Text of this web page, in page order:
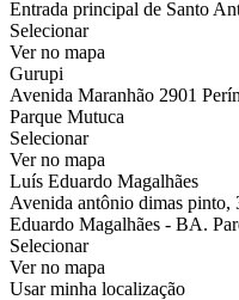
Entrada principal de Santo
Selecionar
Ver no mapa
Gurupi
Avenida Maranhão 2901
Parque Mutuca
Selecionar
Ver no mapa
Luís Eduardo Magalhães
Avenida antônio dimas pinto,
Eduardo Magalhães - BA.
Selecionar
Ver no mapa
Usar minha localização